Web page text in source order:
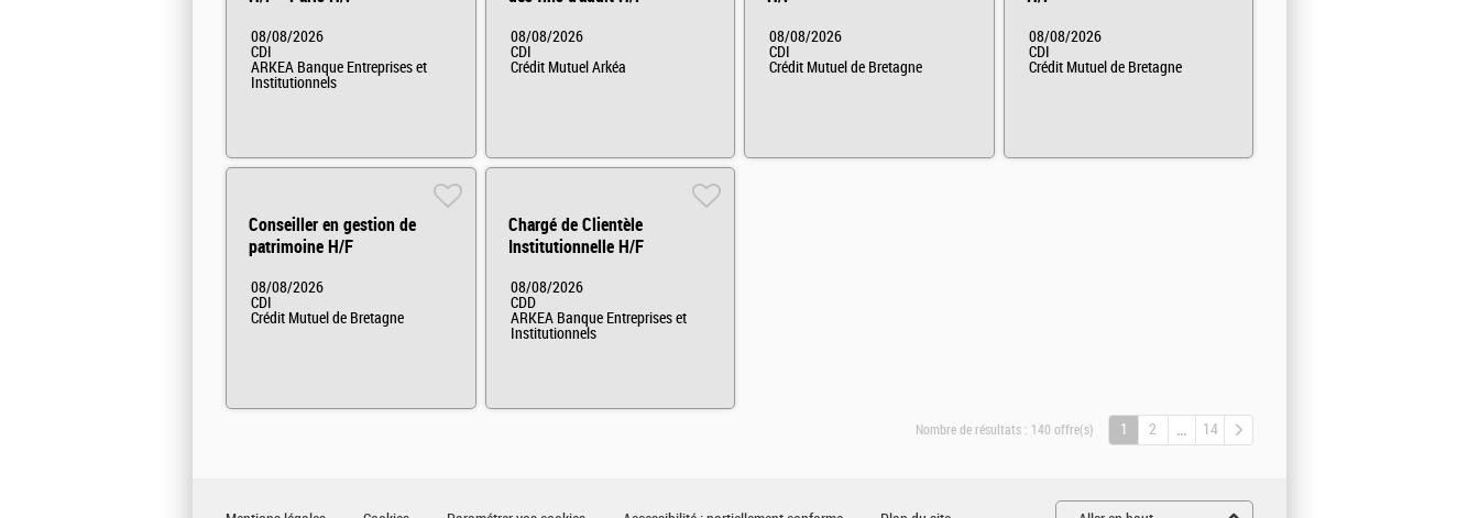
08/08/2026
CDI
ARKEA Banque Entreprises et
Institutionnels
08/08/2026
CDI
Crédit Mutuel Arkéa
08/08/2026
CDI
Crédit Mutuel de Bretagne
08/08/2026
CDI
Crédit Mutuel de Bretagne
Conseiller en gestion de
patrimoine H/F
08/08/2026
CDI
Crédit Mutuel de Bretagne
Chargé de Clientèle
Institutionnelle H/F
08/08/2026
CDD
ARKEA Banque Entreprises et
Institutionnels
Nombre de résultats : 140 offre(s) 1 2 14